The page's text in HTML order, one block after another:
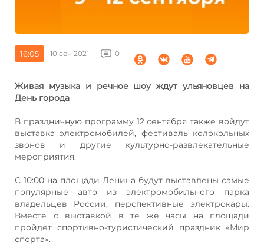
16:05 10 сен 2021 0
Живая музыка и речное шоу ждут ульяновцев на
День города
В праздничную программу 12 сентября также войдут
выставка электромобилей, фестиваль колокольных
звонов и другие культурно-развлекательные
мероприятия.
С 10:00 на площади Ленина будут выставлены самые
популярные авто из электромобильного парка
владельцев России, перспективные электрокары.
Вместе с выставкой в те же часы на площади
пройдет спортивно-туристический праздник «Мир
спорта».